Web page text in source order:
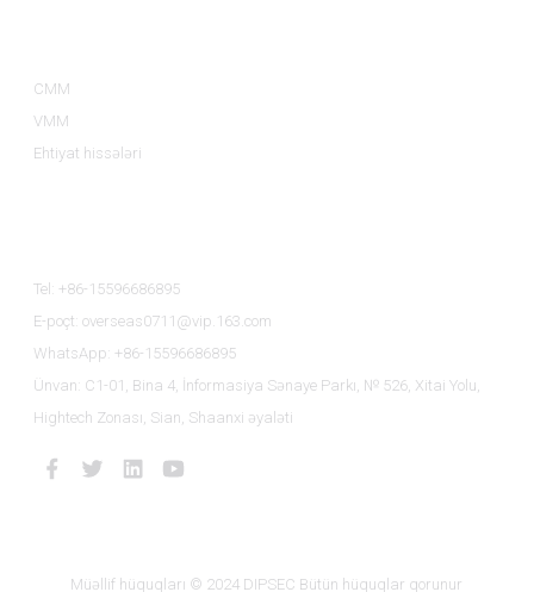
CMM
VMM
Ehtiyat hissələri
Tel: +86-15596686895
E-poçt: overseas0711@vip.163.com
WhatsApp: +86-15596686895
Ünvan: C1-01, Bina 4, İnformasiya Sənaye Parkı, № 526, Xitai Yolu,
Hightech Zonası, Sian, Shaanxi əyaləti
Müəllif hüquqları © 2024 DIPSEC Bütün hüquqlar qorunur